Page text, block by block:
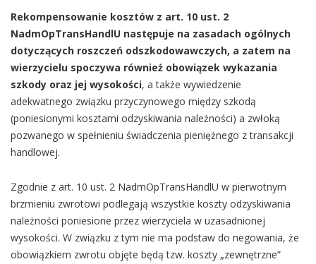
Rekompensowanie kosztów z art. 10 ust. 2
NadmOpTransHandlU następuje na zasadach ogólnych
dotyczących roszczeń odszkodowawczych, a zatem na
wierzycielu spoczywa również obowiązek wykazania
szkody oraz jej wysokości, a także wywiedzenie
adekwatnego związku przyczynowego między szkodą
(poniesionymi kosztami odzyskiwania należności) a zwłoką
pozwanego w spełnieniu świadczenia pieniężnego z transakcji
handlowej.
Zgodnie z art. 10 ust. 2 NadmOpTransHandlU w pierwotnym
brzmieniu zwrotowi podlegają wszystkie koszty odzyskiwania
należności poniesione przez wierzyciela w uzasadnionej
wysokości. W związku z tym nie ma podstaw do negowania, że
obowiązkiem zwrotu objęte będą tzw. koszty „zewnętrzne”